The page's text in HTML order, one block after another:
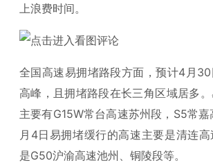
上浪费时间。
全国高速易拥堵路段方面，预计4月
高峰，且拥堵路段在长三角区域居多
主要有G15W常台高速苏州段，S5常
月4日易拥堵缓行的高速主要是清连
是G50沪渝高速池州、铜陵段等。